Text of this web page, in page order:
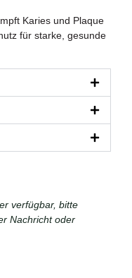
Karies und Plaque
für starke, gesunde
verfügbar, bitte
Nachricht oder